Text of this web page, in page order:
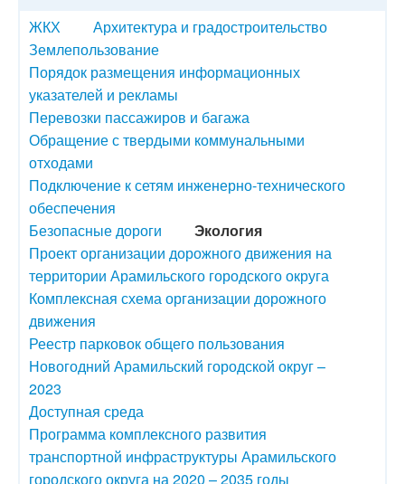
ЖКХ
Архитектура и градостроительство
Землепользование
Порядок размещения информационных
указателей и рекламы
Перевозки пассажиров и багажа
Обращение с твердыми коммунальными
отходами
Подключение к сетям инженерно-технического
обеспечения
Безопасные дороги
Экология
Проект организации дорожного движения на
территории Арамильского городского округа
Комплексная схема организации дорожного
движения
Реестр парковок общего пользования
Новогодний Арамильский городской округ –
2023
Доступная среда
Программа комплексного развития
транспортной инфраструктуры Арамильского
городского округа на 2020 – 2035 годы